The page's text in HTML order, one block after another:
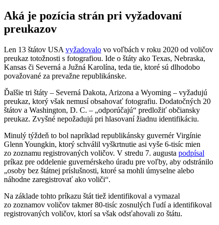
Aká je pozícia strán pri vyžadovaní
preukazov
Len 13 štátov USA vyžadovalo vo voľbách v roku 2020 od voličov
preukaz totožnosti s fotografiou. Ide o štáty ako Texas, Nebraska,
Kansas či Severná a Južná Karolína, teda tie, ktoré sú dlhodobo
považované za prevažne republikánske.
Ďalšie tri štáty – Severná Dakota, Arizona a Wyoming – vyžadujú
preukaz, ktorý však nemusí obsahovať fotografiu. Dodatočných 20
štátov a Washington, D. C. – „odporúčajú“ predložiť občiansky
preukaz. Zvyšné nepožadujú pri hlasovaní žiadnu identifikáciu.
Minulý týždeň to bol napríklad republikánsky guvernér Virgínie
Glenn Youngkin, ktorý schválil vyškrtnutie asi vyše 6-tisíc mien
zo zoznamu registrovaných voličov. V stredu 7. augusta podpísal
príkaz pre oddelenie guvernérskeho úradu pre voľby, aby odstránilo
„osoby bez štátnej príslušnosti, ktoré sa mohli úmyselne alebo
náhodne zaregistrovať ako voliči“.
Na základe tohto príkazu štát tiež identifikoval a vymazal
zo zoznamov voličov takmer 80-tisíc zosnulých ľudí a identifikoval
registrovaných voličov, ktorí sa však odsťahovali zo štátu.